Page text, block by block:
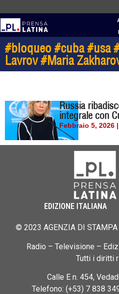
#bloqueo #cuba #usa
Lavrov #Maria
Russia
integrale con
Febbraio 5, 2026
EDIZIONE ITALIANA
© 2023 AGENZIA DI STAMPA
Radio – Televisione –
Tutti i diritti
Calle E n. 454,
Telefono: (+53) 7 838